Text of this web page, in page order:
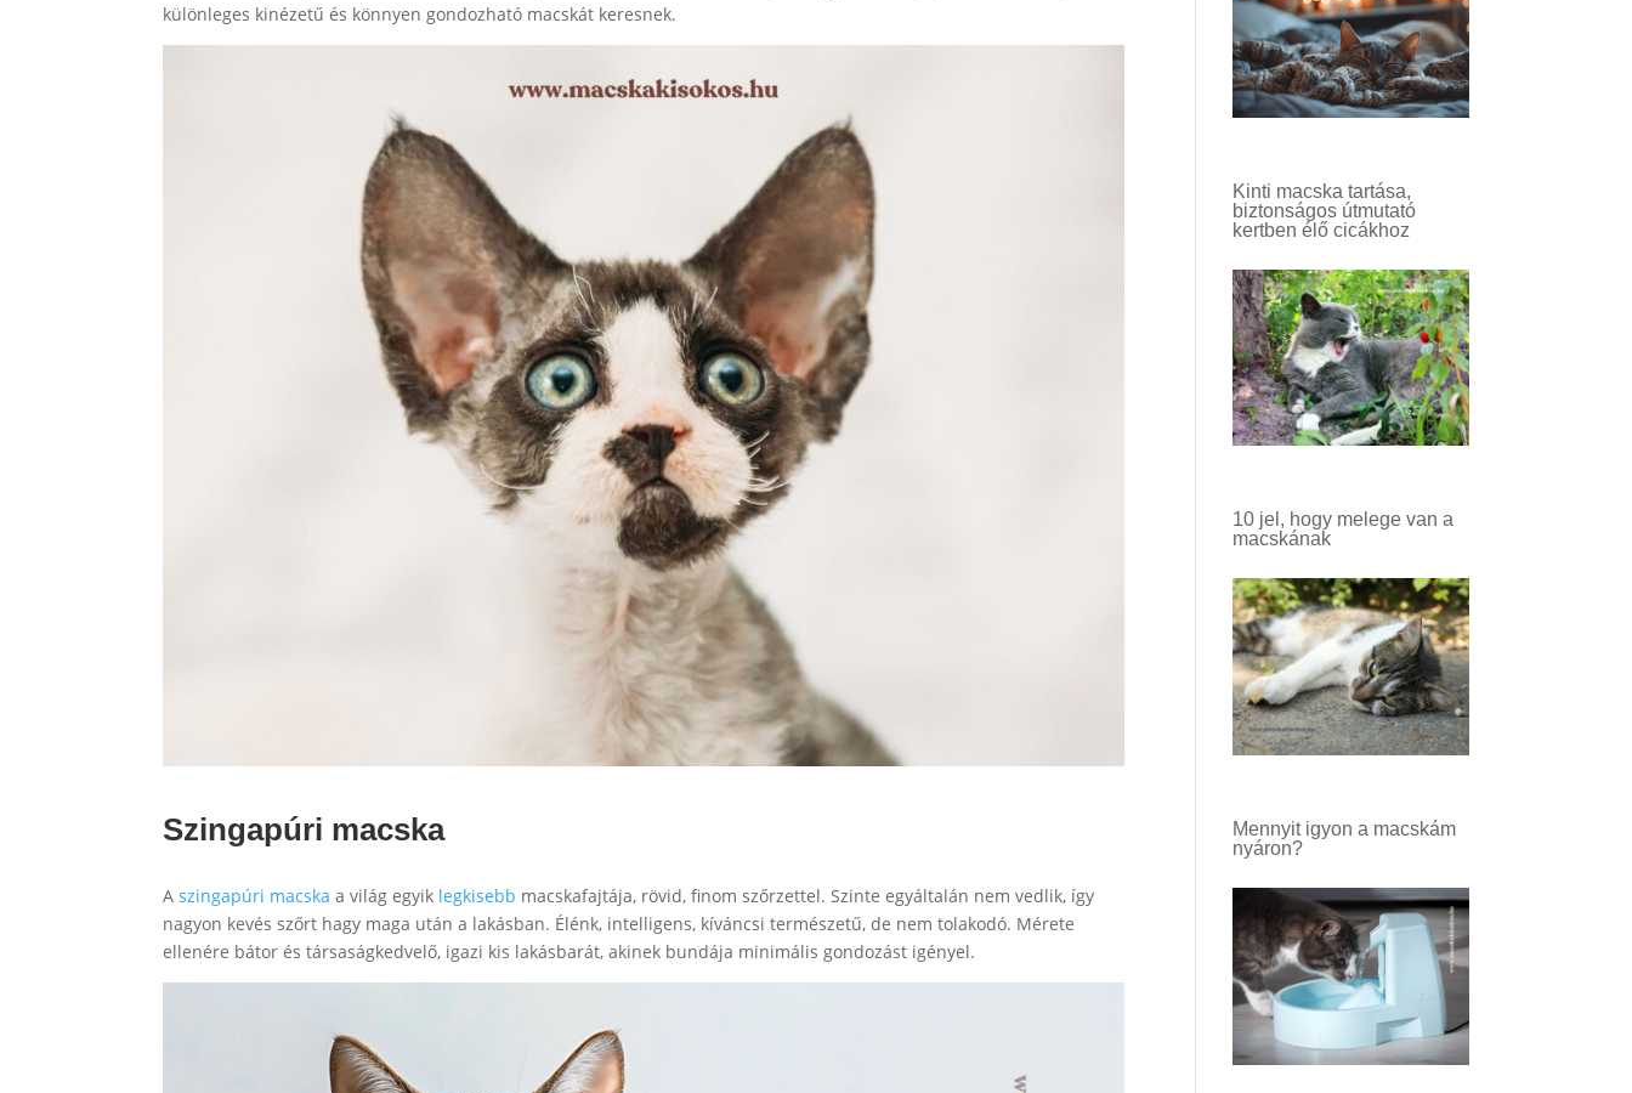
különleges kinézetű és könnyen gondozható macskát keresnek.
Szingapúri macska
Aszingapúri macska a világ egyik legkisebb macskafajtája, rövid, finom szőrzettel. Szinte egyáltalán nem vedlik, így
nagyon kevés szőrt hagy maga után a lakásban. Élénk, intelligens, kíváncsi természetű, de nem tolakodó. Mérete
ellenére bátor és társaságkedvelő, igazi kis lakásbarát, akinek bundája minimális gondozást igényel.
Kinti macska tartása,
biztonságos útmutató
kertben élő cicákhoz
10 jel, hogy melege van a
macskának
Mennyit igyon a macskám
nyáron?